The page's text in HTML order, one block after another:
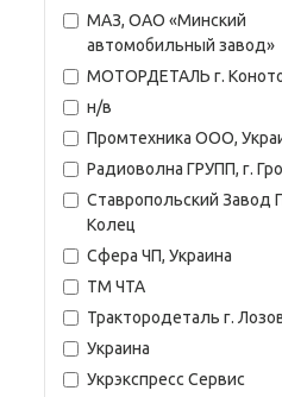
МАЗ, ОАО «Минский
автомобильный завод»
МОТОРДЕТАЛЬ г.
н/в
Промтехника ООО,
Радиоволна ГРУПП, г.
Ставропольский Завод
Колец
Сфера ЧП, Украина
ТМ ЧТА
Трактородеталь г.
Украина
Укрэкспресс Сервис